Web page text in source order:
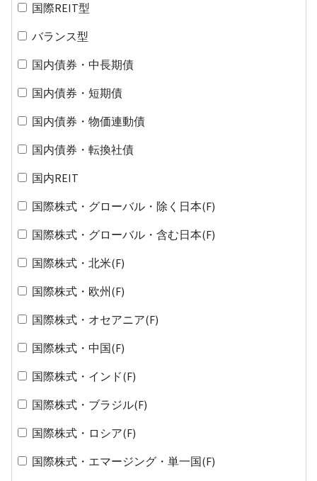
国際REIT型
バランス型
国内債券・中長期債
国内債券・短期債
国内債券・物価連動債
国内債券・転換社債
国内REIT
国際株式・グローバル・除く日本(F)
国際株式・グローバル・含む日本(F)
国際株式・北米(F)
国際株式・欧州(F)
国際株式・オセアニア(F)
国際株式・中国(F)
国際株式・インド(F)
国際株式・ブラジル(F)
国際株式・ロシア(F)
国際株式・エマージング・単一国(F)